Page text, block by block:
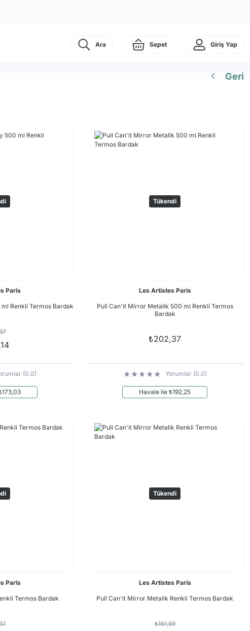
Ara Sepet Giriş Yap
Geri
Paris
Renkli Termos Bardak
(0.0)
Tükendi
Les Artistes Paris
Pull Can'it Mirror Metalik 500 ml Renkli Termos
Bardak
₺202,37
Yorumlar (0.0)
Havale ile ₺192,25
Paris
Termos Bardak
Tükendi
Les Artistes Paris
Pull Can'it Mirror Metalik Renkli Termos Bardak
₺161,69